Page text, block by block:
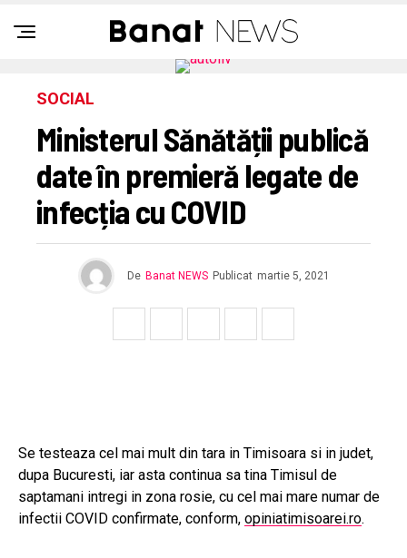
SOCIAL
Ministerul Sănătății publică
date în premieră legate de
infecția cu COVID
De Banat NEWS Publicat martie 5, 2021
Se testeaza cel mai mult din tara in Timisoara si in judet,
dupa Bucuresti, iar asta continua sa tina Timisul de
saptamani intregi in zona rosie, cu cel mai mare numar de
infectii COVID confirmate, conform, opiniatimisoarei.ro.